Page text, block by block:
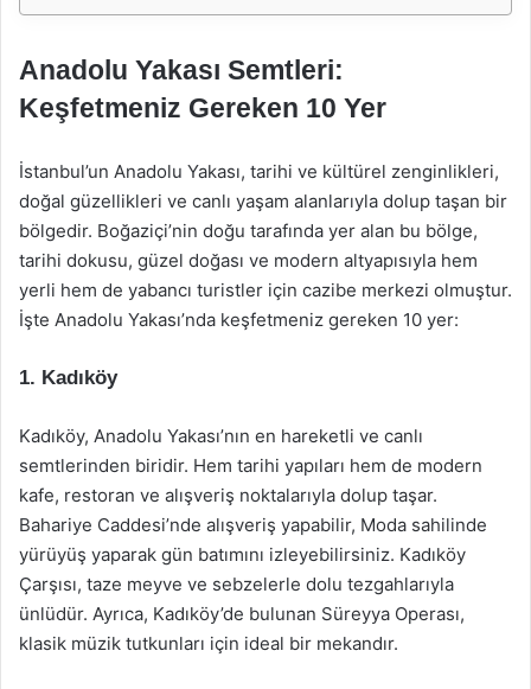
Anadolu Yakası Semtleri:
Keşfetmeniz Gereken 10 Yer
İstanbul’un Anadolu Yakası, tarihi ve kültürel zenginlikleri,
doğal güzellikleri ve canlı yaşam alanlarıyla dolup taşan bir
bölgedir. Boğaziçi’nin doğu tarafında yer alan bu bölge,
tarihi dokusu, güzel doğası ve modern altyapısıyla hem
yerli hem de yabancı turistler için cazibe merkezi olmuştur.
İşte Anadolu Yakası’nda keşfetmeniz gereken 10 yer:
1. Kadıköy
Kadıköy, Anadolu Yakası’nın en hareketli ve canlı
semtlerinden biridir. Hem tarihi yapıları hem de modern
kafe, restoran ve alışveriş noktalarıyla dolup taşar.
Bahariye Caddesi’nde alışveriş yapabilir, Moda sahilinde
yürüyüş yaparak gün batımını izleyebilirsiniz. Kadıköy
Çarşısı, taze meyve ve sebzelerle dolu tezgahlarıyla
ünlüdür. Ayrıca, Kadıköy’de bulunan Süreyya Operası,
klasik müzik tutkunları için ideal bir mekandır.